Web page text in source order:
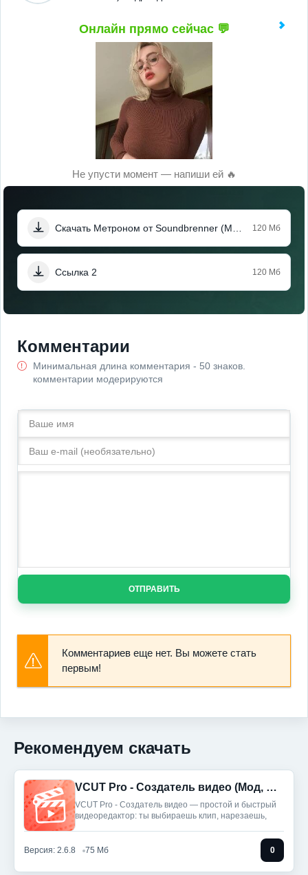
Онлайн прямо сейчас 💬
Не упусти момент — напиши ей 🔥
120 Мб
Ссылка 2 120 Мб
Комментарии
Минимальная длина комментария - 50 знаков.
комментарии модерируются
ОТПРАВИТЬ
Комментариев еще нет. Вы можете стать
первым!
Рекомендуем скачать
VCUT Pro - Создатель видео (Мод, Unlocked)
VCUT Pro - Создатель видео — простой и быстрый
видеоредактор: ты выбираешь клип, нарезаешь,
Версия: 2.6.8 75 Мб 0